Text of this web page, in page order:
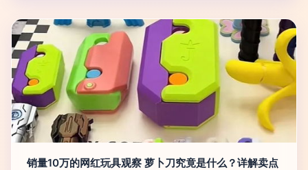
销量10万的网红玩具观察 萝卜刀究竟是什么？详解卖点